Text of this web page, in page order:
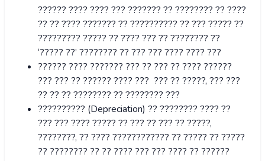
?????? ???? ???? ??? ??????? ?? ???????? ?? ????
?? ?? ???? ??????? ?? ?????????? ?? ??? ????? ??
????????? ????? ?? ???? ??? ?? ???????? ??
‘????? ??’ ???????? ?? ??? ??? ???? ???? ???
?????? ???? ??????? ??? ?? ??? ?? ???? ??????
??? ??? ?? ?????? ???? ??? ??? ?? ?????, ??? ???
?? ?? ?? ???????? ?? ???????? ???
?????????? (Depreciation) ?? ???????? ???? ??
??? ??? ???? ????? ?? ??? ?? ??? ?? ?????,
????????, ?? ???? ???????????? ?? ????? ?? ?????
?? ???????? ?? ?? ???? ??? ??? ???? ?? ??????